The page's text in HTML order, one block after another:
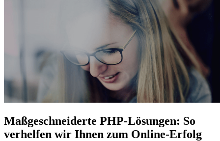
Maßgeschneiderte PHP-Lösungen: So
verhelfen wir Ihnen zum Online-Erfolg